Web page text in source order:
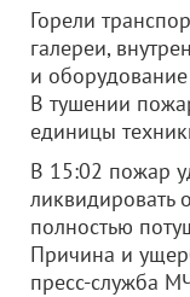
Горели
галереи,
и
В тушении
единицы
В 15:02 пожар
ликвидировать
полностью
Причина и
пресс-